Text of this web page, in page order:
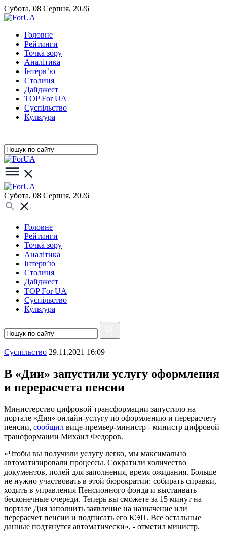
Субота, 08 Серпня, 2026
Головне
Рейтинги
Точка зору
Аналітика
Інтерв’ю
Столиця
Дайджест
TOP For UA
Суспiльство
Культура
Субота, 08 Серпня, 2026
Головне
Рейтинги
Точка зору
Аналітика
Інтерв’ю
Столиця
Дайджест
TOP For UA
Суспiльство
Культура
Суспiльство 29.11.2021 16:09
В «Дии» запустили услугу оформления
и перерасчета пенсии
Министерство цифровой трансформации запустило на
портале «Дия» онлайн-услугу по оформлению и перерасчету
пенсии, сообщил вице-премьер-министр - министр цифровой
трансформации Михаил Федоров.
«Чтобы вы получили услугу легко, мы максимально
автоматизировали процессы. Сократили количество
документов, полей для заполнения, время ожидания. Больше
не нужно участвовать в этой бюрократии: собирать справки,
ходить в управления Пенсионного фонда и выстаивать
бесконечные очереди. Теперь вы сможете за 15 минут на
портале Дия заполнить заявление на назначение или
перерасчет пенсии и подписать его КЭП. Все остальные
данные подтянутся автоматически», - отметил министр.